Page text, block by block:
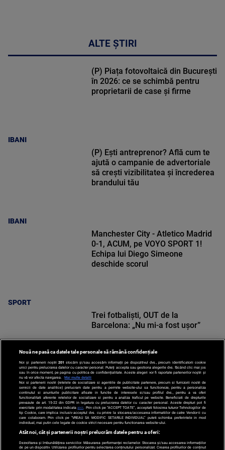
ALTE ȘTIRI
IBANI
(P) Piața fotovoltaică din București
în 2026: ce se schimbă pentru
proprietarii de case și firme
IBANI
(P) Ești antreprenor? Află cum te
ajută o campanie de advertoriale
să crești vizibilitatea și încrederea
brandului tău
SPORT
Manchester City - Atletico Madrid
0-1, ACUM, pe VOYO SPORT 1!
Echipa lui Diego Simeone
deschide scorul
SPORT
Trei fotbaliști, OUT de la
Barcelona: „Nu mi-a fost ușor”
Nouă ne pasă ca datele tale personale să rămână confidențiale
Noi și partenerii noștri 201 stocăm și/sau accesăm informații pe dispozitivul dvs., precum identificatorii cookie
unici pentru prelucrarea datelor cu caracter personal. Puteți accepta sau gestiona alegerile dvs. făcând clic mai jos
sau în orice moment, pe pagina cu politica de confidențialitate. Aceste alegeri vor fi raportate partenerilor noștri și
nu vă vor afecta navigarea.
Mai multe detalii
Noi si partenerii nostri (retelele de socializare si agentiile de publicitate partenere, precum si furnizorii nostri de
servicii de date analitice) prelucram date pentru a permite website-ului sa functioneze, pentru a personaliza
continutul si anunturile publicitare afisate in functie de interesele si/sau profilul dvs., pentru a va oferi
functionalitati aferente retelelor de socializare si pentru a analiza traficul pe website. Beneficiati de drepturile
prevazute de art. 15-22 din GDPR in legatura cu prelucrarea datelor cu caracter personal. Aceste drepturi pot fi
exercitate prin modalitatea indicataaici . Prin click pe “ACCEPT TOATE”, acceptati folosirea tuturor Tehnologiilor de
tip Cookie, care implica inclusiv acceptul dvs. cu privire la stocarea/accesarea informatiilor de catre Vendor-ii cu
care colaboram. Prin click pe “VREAU SA MODIFIC SETARILE INDIVIDUAL” puteti schimba preferintele in mod
individual, mai putin cele legate de cookie strict necesare pentru functionarea website-ului.
Atât noi, cât și partenerii noștri prelucrăm datele pentru a oferi:
Dezvoltarea și îmbunătățirea serviciilor. Măsurarea performanței reclamelor. Stocarea și/sau accesarea informațiilor
de pe un dispozitiv. Utilizarea profilurilor pentru selectarea conținutului personalizat. Crearea profilurilor de conținut